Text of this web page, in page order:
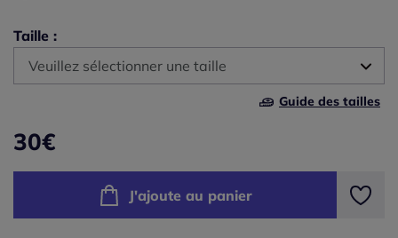
Taille :
Veuillez sélectionner une taille
En stock
Guide des tailles
30€
J'ajoute au panier